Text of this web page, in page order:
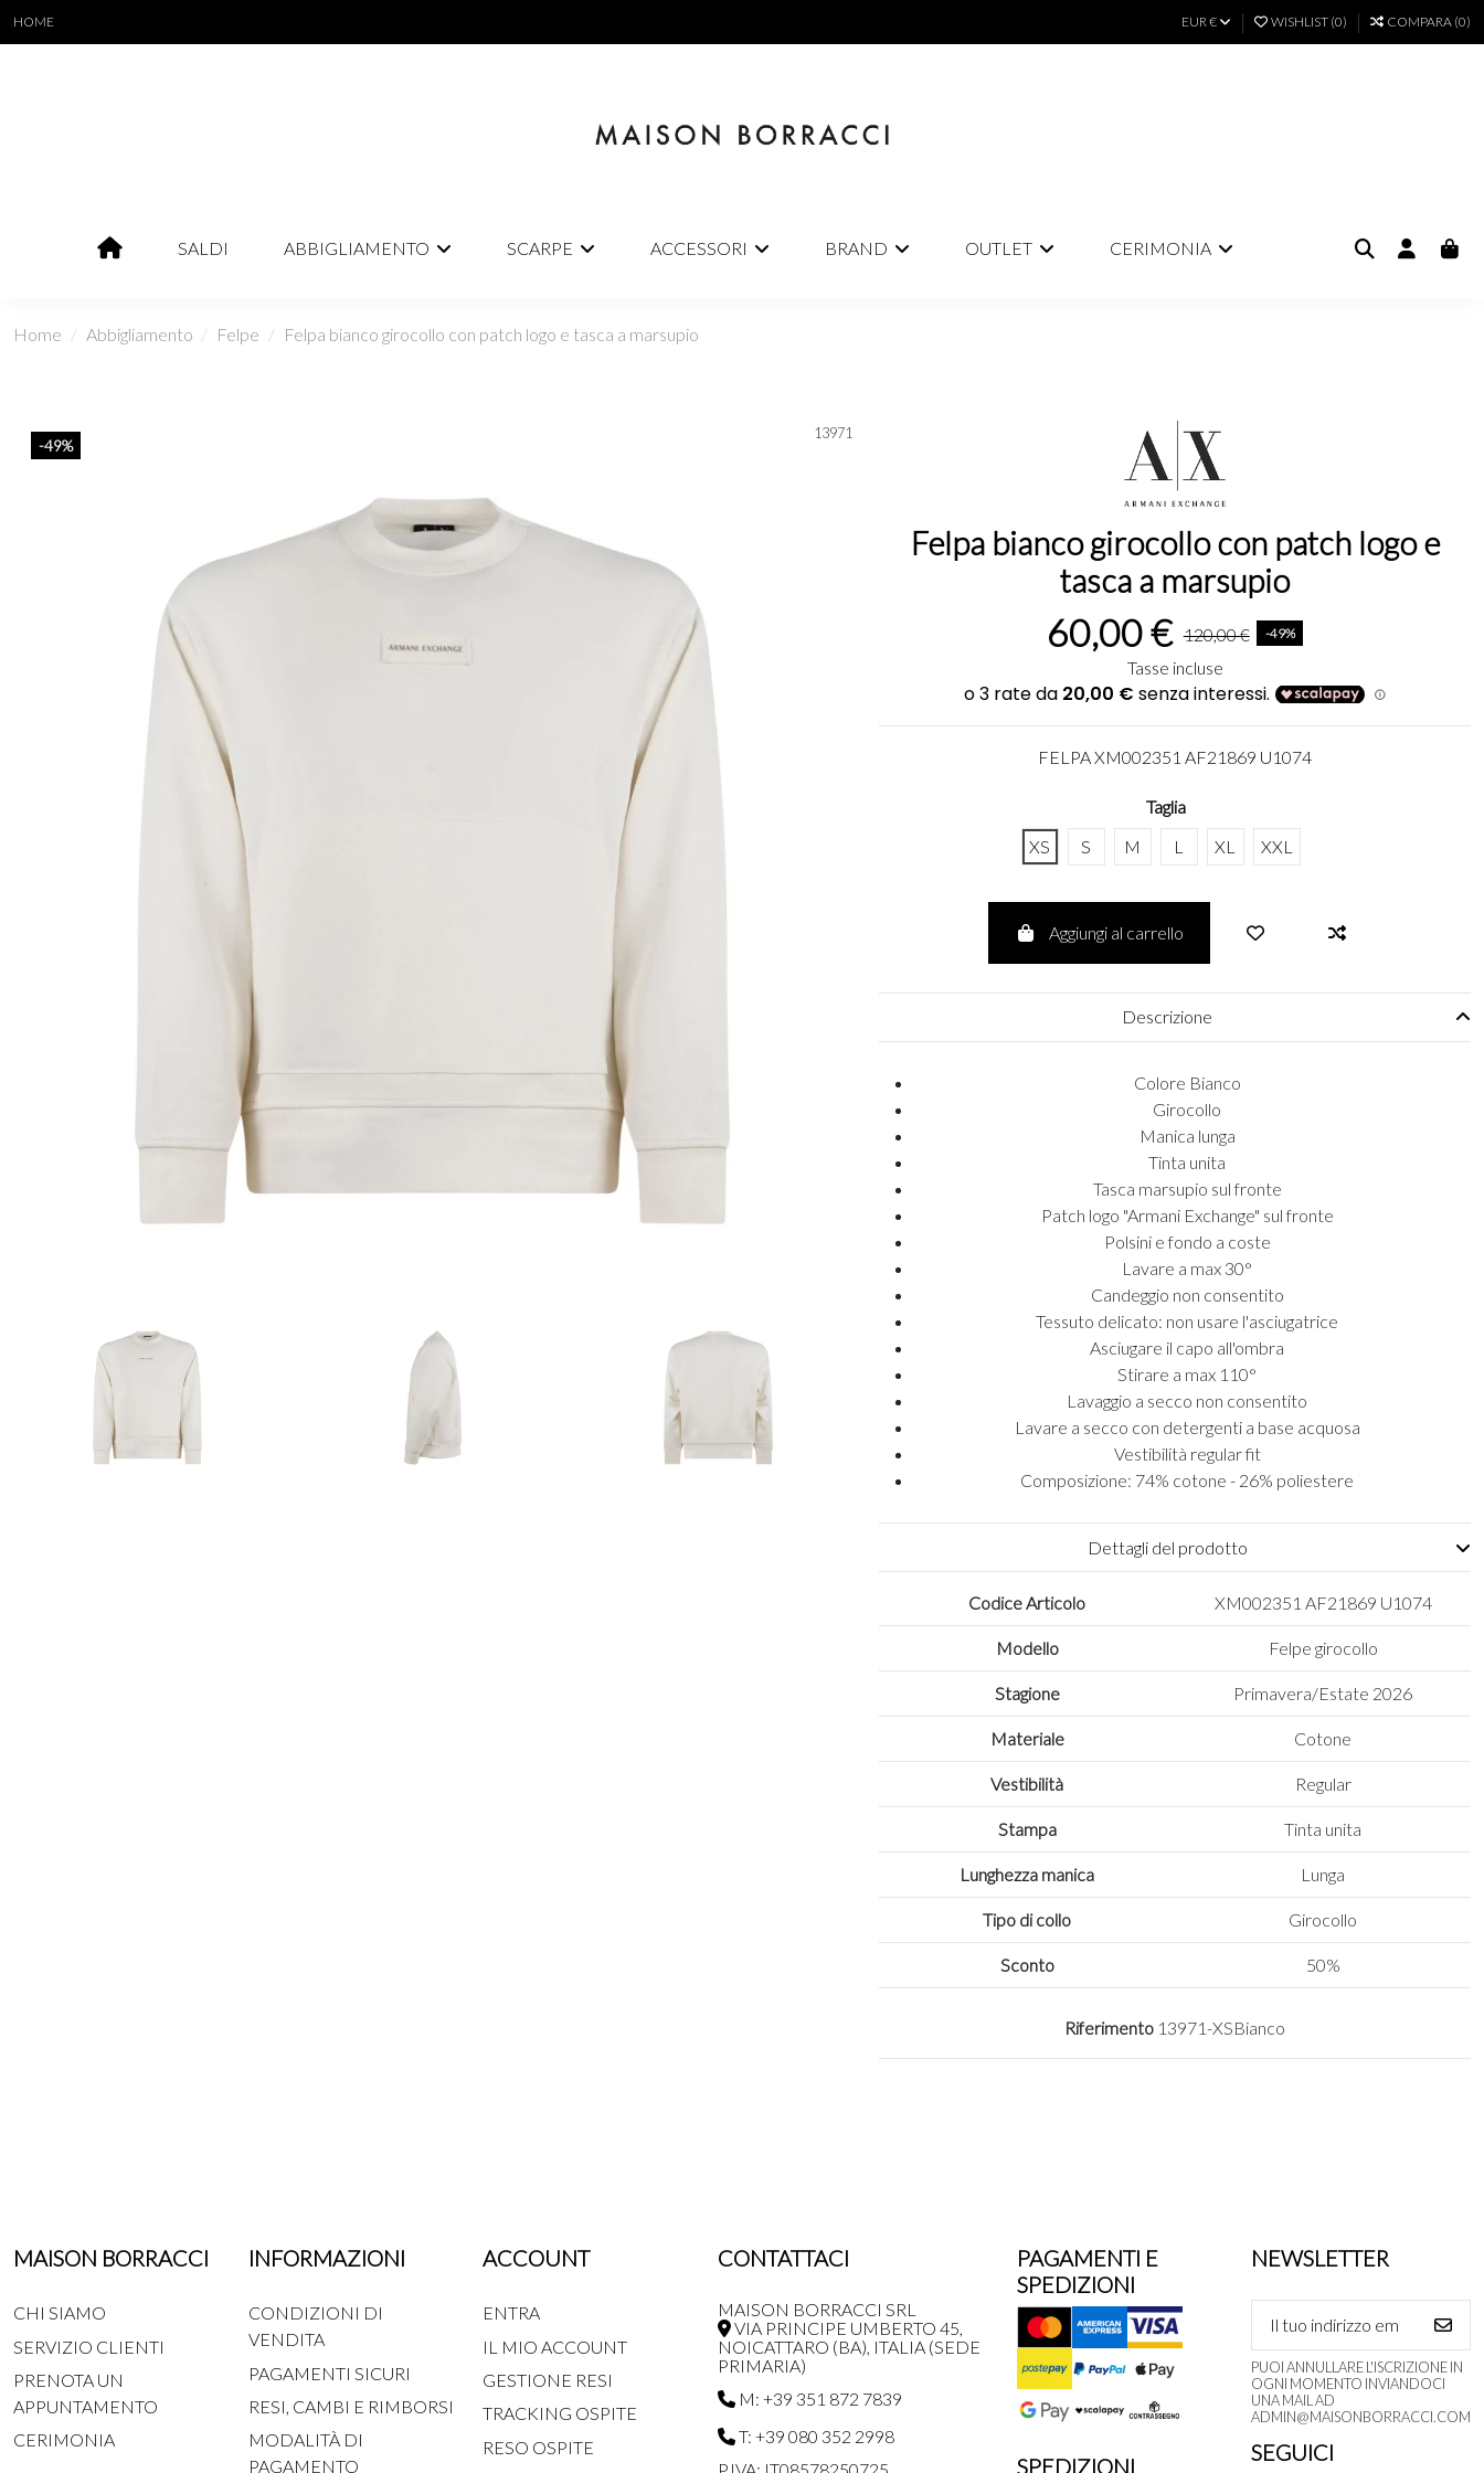
HOME EUR € WISHLIST (0) COMPARA (0)
SALDI ABBIGLIAMENTO SCARPE ACCESSORI BRAND OUTLET CERIMONIA
Home Abbigliamento Felpe Felpa bianco girocollo con patch logo e tasca a marsupio
-49%
13971
Felpa bianco girocollo con patch logo e
tasca a marsupio
60,00 € 120,00 € -49%
Tasse incluse
FELPA XM002351 AF21869 U1074
Taglia
XS
S M L XL XXL
Aggiungi al carrello
Descrizione
Colore Bianco
Girocollo
Manica lunga
Tinta unita
Tasca marsupio sul fronte
Patch logo "Armani Exchange" sul fronte
Polsini e fondo a coste
Lavare a max 30°
Candeggio non consentito
Tessuto delicato: non usare l'asciugatrice
Asciugare il capo all'ombra
Stirare a max 110°
Lavaggio a secco non consentito
Lavare a secco con detergenti a base acquosa
Vestibilità regular fit
Composizione: 74% cotone - 26% poliestere
Dettagli del prodotto
Codice Articolo XM002351 AF21869 U1074
Modello Felpe girocollo
Stagione Primavera/Estate 2026
Materiale Cotone
Vestibilità Regular
Stampa Tinta unita
Lunghezza manica Lunga
Tipo di collo Girocollo
Sconto 50%
Riferimento 13971-XSBianco
MAISON BORRACCI
CHI SIAMO
SERVIZIO CLIENTI
PRENOTA UN
APPUNTAMENTO
CERIMONIA
INFORMAZIONI
CONDIZIONI DI
VENDITA
PAGAMENTI SICURI
RESI, CAMBI E RIMBORSI
MODALITÀ DI
PAGAMENTO
ACCOUNT
ENTRA
IL MIO ACCOUNT
GESTIONE RESI
TRACKING OSPITE
RESO OSPITE
CONTATTACI
MAISON BORRACCI SRL
VIA PRINCIPE UMBERTO 45,
NOICATTARO (BA), ITALIA (SEDE
PRIMARIA)
M: +39 351 872 7839
T: +39 080 352 2998
PAGAMENTI E
SPEDIZIONI
SPEDIZIONI
NEWSLETTER
PUOI ANNULLARE L'ISCRIZIONE IN
OGNI MOMENTO INVIANDOCI
UNA MAIL AD
ADMIN@MAISONBORRACCI.COM
SEGUICI